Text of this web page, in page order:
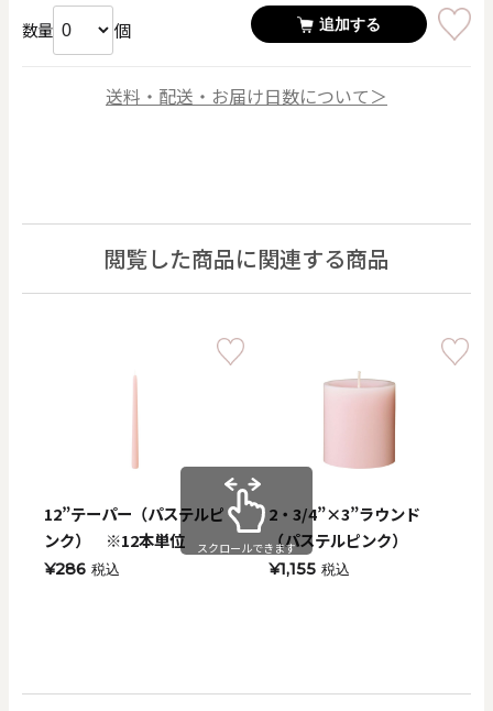
数量 個 追加する
送料・配送・お届け日数について＞
閲覧した商品に関連する商品
12”テーパー（パステルピ
ンク） ※12本単位
¥286 税込
2・3/4”×3”ラウンド
（パステルピンク）
¥1,155 税込
スクロールできます